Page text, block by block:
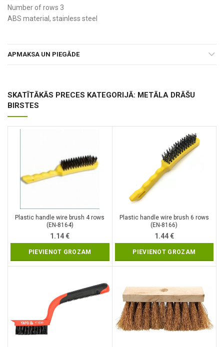
Number of rows 3
ABS material, stainless steel
APMAKSA UN PIEGĀDE
SKATĪTĀKĀS PRECES KATEGORIJĀ: METĀLA DRĀŠU
BIRSTES
Plastic handle wire brush 4 rows
(EN-8164)
1.14€
PIEVIENOT GROZAM
Plastic handle wire brush 6 rows
(EN-8166)
1.44€
PIEVIENOT GROZAM